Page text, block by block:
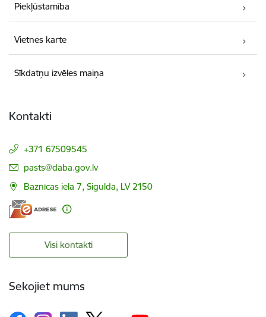
Piekļūstamība
Vietnes karte
Sīkdatņu izvēles maiņa
Kontakti
+371 67509545
E-pasts:
pasts@daba.gov.lv
Baznīcas iela 7, Sigulda, LV 2150
Visi kontakti
Sekojiet mums